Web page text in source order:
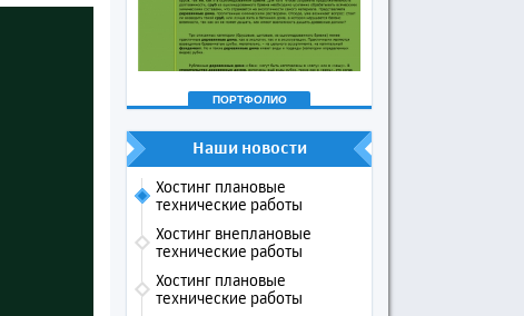
ПОРТФОЛИО
Наши новости
Хостинг плановые
технические работы
Хостинг внеплановые
технические работы
Хостинг плановые
технические работы